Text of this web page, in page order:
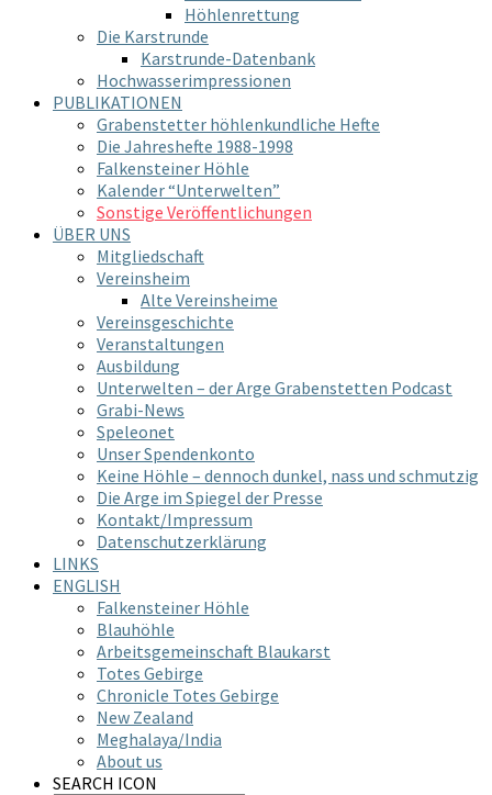
Höhlenrettung
Die Karstrunde
Karstrunde-Datenbank
Hochwasserimpressionen
PUBLIKATIONEN
Grabenstetter höhlenkundliche Hefte
Die Jahreshefte 1988-1998
Falkensteiner Höhle
Kalender “Unterwelten”
Sonstige Veröffentlichungen
ÜBER UNS
Mitgliedschaft
Vereinsheim
Alte Vereinsheime
Vereinsgeschichte
Veranstaltungen
Ausbildung
Unterwelten – der Arge Grabenstetten Podcast
Grabi-News
Speleonet
Unser Spendenkonto
Keine Höhle – dennoch dunkel, nass und schmutzig
Die Arge im Spiegel der Presse
Kontakt/Impressum
Datenschutzerklärung
LINKS
ENGLISH
Falkensteiner Höhle
Blauhöhle
Arbeitsgemeinschaft Blaukarst
Totes Gebirge
Chronicle Totes Gebirge
New Zealand
Meghalaya/India
About us
SEARCH ICON